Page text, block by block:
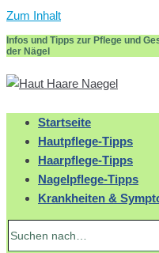
Zum Inhalt
Infos und Tipps zur Pflege und
der Nägel
Startseite
Hautpflege-Tipps
Haarpflege-Tipps
Nagelpflege-Tipps
Krankheiten &